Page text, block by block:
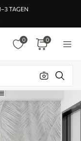
TAGEN
0 0